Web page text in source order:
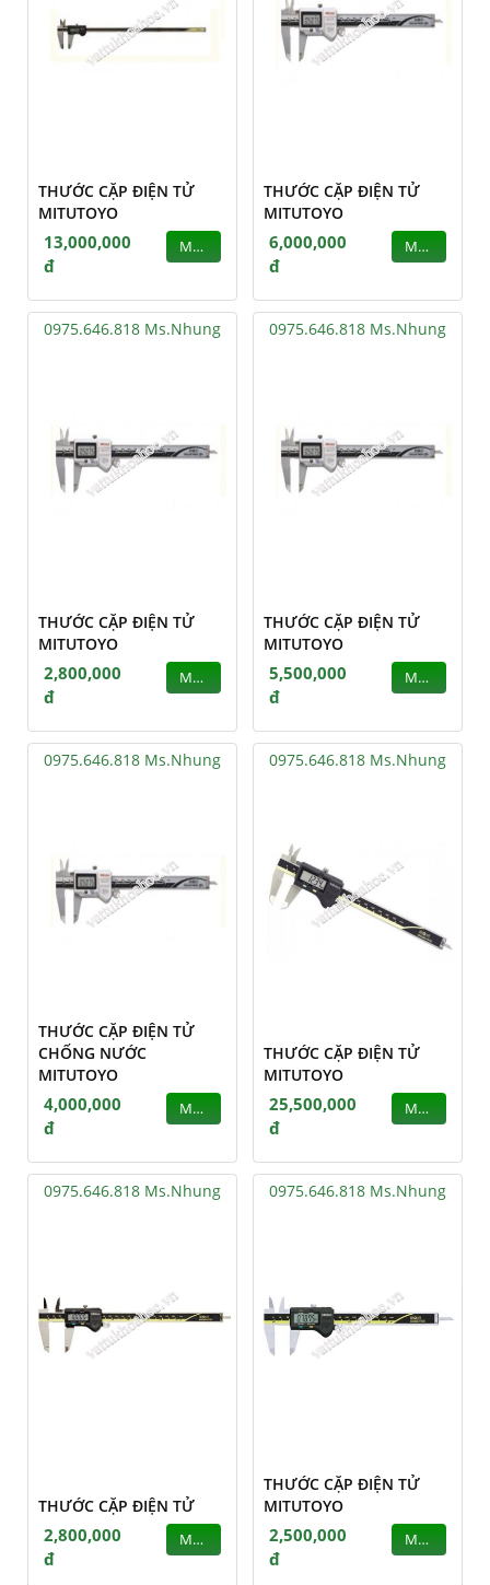
THƯỚC CẶP ĐIỆN TỬ
MITUTOYO
13,000,000
đ
MUA
THƯỚC CẶP ĐIỆN TỬ
MITUTOYO
6,000,000
đ
MUA
0975.646.818 Ms.Nhung
THƯỚC CẶP ĐIỆN TỬ
MITUTOYO
2,800,000
đ
MUA
0975.646.818 Ms.Nhung
THƯỚC CẶP ĐIỆN TỬ
MITUTOYO
5,500,000
đ
MUA
0975.646.818 Ms.Nhung
THƯỚC CẶP ĐIỆN TỬ
CHỐNG NƯỚC
MITUTOYO
4,000,000
đ
MUA
0975.646.818 Ms.Nhung
THƯỚC CẶP ĐIỆN TỬ
MITUTOYO
25,500,000
đ
MUA
0975.646.818 Ms.Nhung
THƯỚC CẶP ĐIỆN TỬ
2,800,000
đ
MUA
0975.646.818 Ms.Nhung
THƯỚC CẶP ĐIỆN TỬ
MITUTOYO
2,500,000
đ
MUA